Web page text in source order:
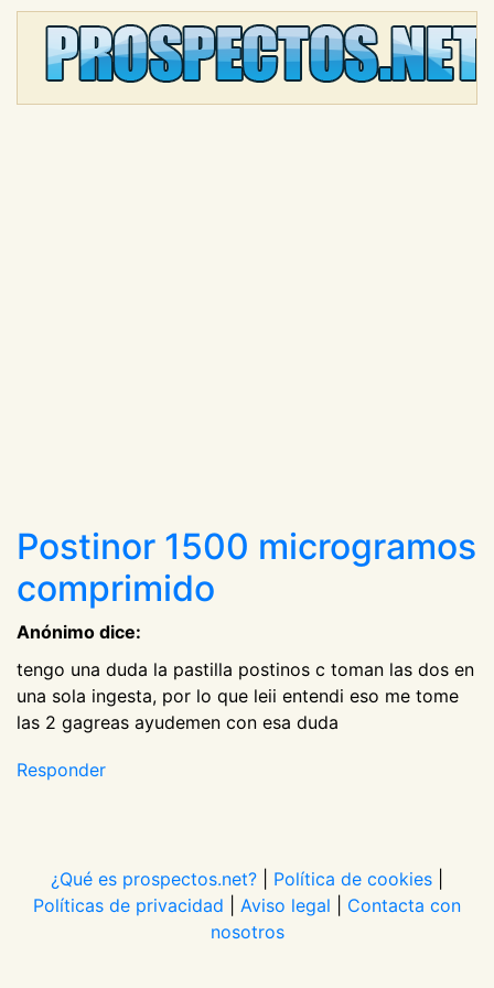
Postinor 1500 microgramos
comprimido
Anónimo dice:
tengo una duda la pastilla postinos c toman las dos en
una sola ingesta, por lo que leii entendi eso me tome
las 2 gagreas ayudemen con esa duda
Responder
¿Qué es prospectos.net? Política de cookies
Políticas de privacidad
Aviso legal
Contacta con
nosotros